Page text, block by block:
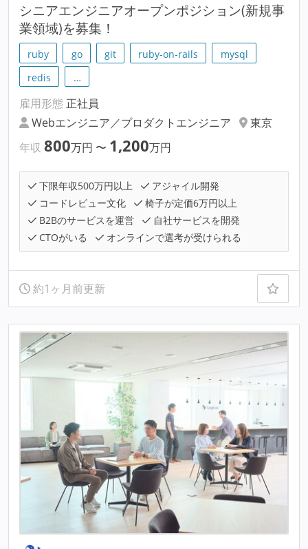
シニアエンジニアオープンポジション(新規事
業領域)を募集！
ruby go git ruby-on-rails
mysql
redis
…
雇用形態 正社員
Webエンジニア／プロダクトエンジニア
東京
年収 800万円 〜 1,200万円
下限年収500万円以上
アジャイル開発
コードレビュー文化
椅子が定価6万円以上
B2Bのサービスを運営
自社サービスを開発
CTOがいる
オンラインで選考が受けられる
約1ヶ月前更新